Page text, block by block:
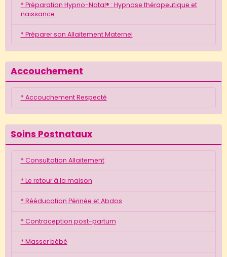
* Préparation Hypno-Natal® : Hypnose thérapeutique et
naissance
* Préparer son Allaitement Maternel
Accouchement
* Accouchement Respecté
Soins Postnataux
* Consultation Allaitement
* Le retour à la maison
* Rééducation Périnée et Abdos
* Contraception post-partum
* Masser bébé